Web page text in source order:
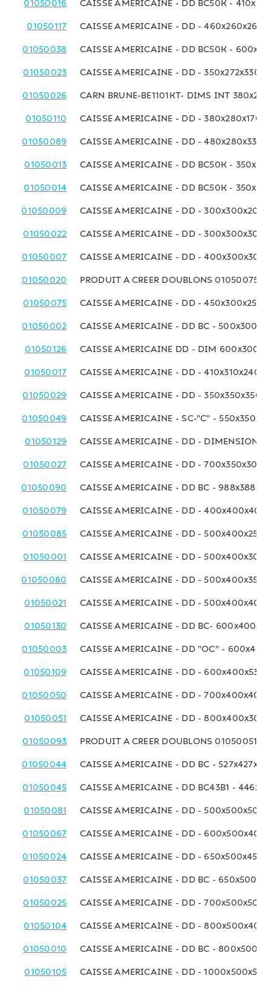
01050016 CAISSE AMERICAINE - DD BC50K -
01050117 CAISSE AMERICAINE - DD - 460x260x260
01050038 CAISSE AMERICAINE - DD BC50K -
01050023 CAISSE AMERICAINE - DD - 350x272x330
01050026 CARN BRUNE-BE1101KT- DIMS INT
01050110 CAISSE AMERICAINE - DD - 380x280x170
01050089 CAISSE AMERICAINE - DD - 480x280x330
01050013 CAISSE AMERICAINE - DD BC50K -
01050014 CAISSE AMERICAINE - DD BC50K -
01050009 CAISSE AMERICAINE - DD - 300x300x200
01050022 CAISSE AMERICAINE - DD - 300x300x300
01050007 CAISSE AMERICAINE - DD - 400x300x300
01050020 PRODUIT A CREER DOUBLONS 01050075
01050075 CAISSE AMERICAINE - DD - 450x300x250
01050002 CAISSE AMERICAINE - DD BC -
01050126 CAISSE AMERICAINE DD - DIM
01050017 CAISSE AMERICAINE - DD - 410x310x240
01050029 CAISSE AMERICAINE - DD - 350x350x350
01050049 CAISSE AMERICAINE - SC-"C" -
01050129 CAISSE AMERICAINE - DD - DIMENSIONS
01050027 CAISSE AMERICAINE - DD - 700x350x300
01050090 CAISSE AMERICAINE - DD BC -
01050079 CAISSE AMERICAINE - DD - 400x400x400
01050085 CAISSE AMERICAINE - DD - 500x400x250
01050001 CAISSE AMERICAINE - DD - 500x400x300
01050080 CAISSE AMERICAINE - DD - 500x400x350
01050021 CAISSE AMERICAINE - DD - 500x400x400
01050130 CAISSE AMERICAINE - DD BC-
01050003 CAISSE AMERICAINE - DD "OC" -
01050109 CAISSE AMERICAINE - DD - 600x400x530
01050050 CAISSE AMERICAINE - DD - 700x400x400
01050051 CAISSE AMERICAINE - DD - 800x400x300
01050093 PRODUIT A CREER DOUBLONS 01050051
01050044 CAISSE AMERICAINE - DD BC -
01050045 CAISSE AMERICAINE - DD BC43B1 -
01050081 CAISSE AMERICAINE - DD - 500x500x500
01050067 CAISSE AMERICAINE - DD - 600x500x400
01050024 CAISSE AMERICAINE - DD - 650x500x450
01050037 CAISSE AMERICAINE - DD BC -
01050025 CAISSE AMERICAINE - DD - 700x500x500
01050104 CAISSE AMERICAINE - DD - 800x500x400
01050010 CAISSE AMERICAINE - DD BC -
01050105 CAISSE AMERICAINE - DD -